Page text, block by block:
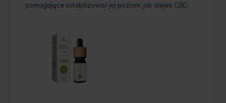
pomagające ustabilizować jej poziom, jak olejek CBD.